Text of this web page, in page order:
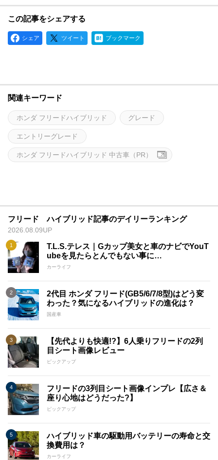
この記事をシェアする
シェア ツイート ブックマーク
関連キーワード
ホンダ フリードハイブリッド グレード
エントリーグレード
ホンダ フリードハイブリッド 中古車（PR）
フリード ハイブリッド記事のデイリーランキング
2026.08.09UP
T.L.S.テレス｜Gカップ美女と車のナビでYouT
ubeを見たらとんでもない事に…
カーライフ
​​2代目 ホンダ フリード(GB5/6/7/8型)はどう変
わった？気になるハイブリッドの進化は？
国産車
【先代よりも快適!?】6人乗りフリードの2列
目シート画像レビュー
ピックアップ
フリードの3列目シート画像インプレ【広さ＆
座り心地はどうだった?】
ピックアップ
ハイブリッド車の駆動用バッテリーの寿命と交
換費用は？
カーライフ